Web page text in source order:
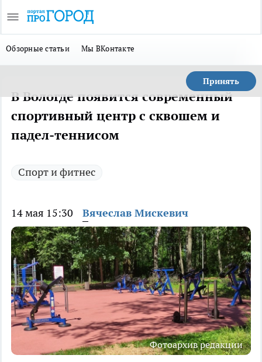
Обзорные статьи Мы ВКонтакте
Принять
В Вологде появится современный
спортивный центр с сквошем и
падел-теннисом
Спорт и фитнес
14 мая 15:30 Вячеслав Мискевич
Фотоархив редакции